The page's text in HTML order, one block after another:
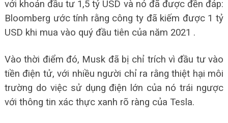
với khoản đầu tư 1,5 tỷ USD và nó đã được đền đáp:
Bloomberg ước tính rằng công ty đã kiếm được 1 tỷ
USD khi mua vào quý đầu tiên của năm 2021 .
Vào thời điểm đó, Musk đã bị chỉ trích vì đầu tư vào
tiền điện tử, với nhiều người chỉ ra rằng thiệt hại môi
trường do việc sử dụng điện lớn của nó trái ngược
với thông tin xác thực xanh rõ ràng của Tesla.